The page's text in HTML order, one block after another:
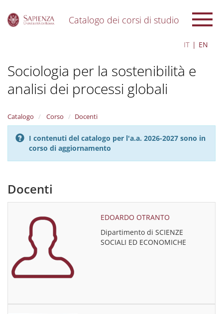
Catalogo dei corsi di studio
IT EN
Sociologia per la sostenibilità e
analisi dei processi globali
Catalogo Corso Docenti
I contenuti del catalogo per l'a.a. 2026-2027 sono in
corso di aggiornamento
Docenti
EDOARDO OTRANTO
Dipartimento di SCIENZE
SOCIALI ED ECONOMICHE